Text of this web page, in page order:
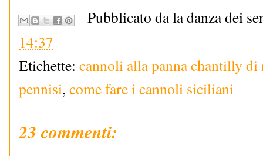
Pubblicato da la danza dei
14:37
Etichette: cannoli alla panna chantilly di
pennisi, come fare i cannoli siciliani
23 commenti: